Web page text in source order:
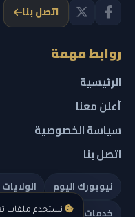
نستخدم ملفات
اتصل بنا
روابط مهمة
الرئيسية
أعلن معنا
سياسة الخصوصية
اتصل بنا
نيويورك اليوم
خدمات تهمك